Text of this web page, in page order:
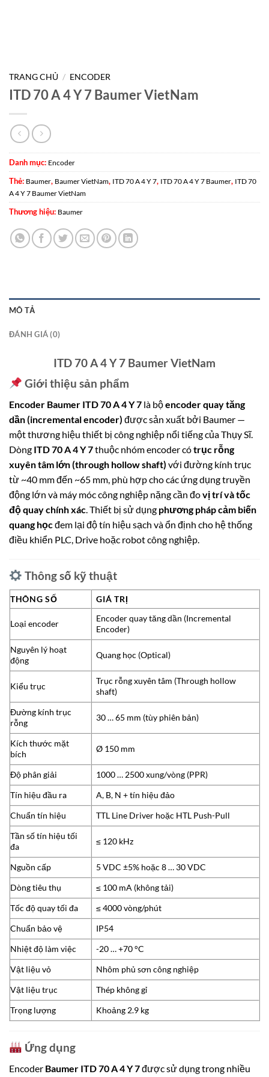
TRANG CHỦ / ENCODER
ITD 70 A 4 Y 7 Baumer VietNam
Danh mục: Encoder
Thẻ: Baumer, Baumer VietNam, ITD 70 A 4 Y 7, ITD 70 A 4 Y 7 Baumer, ITD 70
A 4 Y 7 Baumer VietNam
Thương hiệu: Baumer
MÔ TẢ
ĐÁNH GIÁ (0)
ITD 70 A 4 Y 7 Baumer VietNam
Giới thiệu sản phẩm
Encoder Baumer ITD 70 A 4 Y 7 là bộencoder quay tăng
dần (incremental encoder) được sản xuất bởi Baumer —
một thương hiệu thiết bị công nghiệp nổi tiếng của Thụy Sĩ.
Dòng ITD 70 A 4 Y 7thuộc nhóm encoder cótrục rỗng
xuyên tâm lớn (through hollow shaft) với đường kính trục
từ ~40 mm đến ~65 mm, phù hợp cho các ứng dụng truyền
động lớn và máy móc công nghiệp nặng cần đovị trí và tốc
độ quay chính xác . Thiết bị sử dụng phương pháp cảm biến
quang họcđem lại độ tín hiệu sạch và ổn định cho hệ thống
điều khiển PLC, Drive hoặc robot công nghiệp.
Thông số kỹ thuật
THÔNG SỐ GIÁ TRỊ
Loại encoder
Encoder quay tăng dần (Incremental
Encoder)
Nguyên lý hoạt
động
Quang học (Optical)
Kiểu trục
Trục rỗng xuyên tâm (Through hollow
shaft)
Đường kính trục
rỗng
30 … 65 mm (tùy phiên bản)
Kích thước mặt
bích
Ø 150 mm
Độ phân giải
1000 … 2500 xung/vòng (PPR)
Tín hiệu đầu ra
A, B, N + tín hiệu đảo
Chuẩn tín hiệu
TTL Line Driver hoặc HTL Push-Pull
Tần số tín hiệu tối
đa
≤ 120 kHz
Nguồn cấp
5 VDC ±5% hoặc 8 … 30 VDC
Dòng tiêu thụ
≤ 100 mA (không tải)
Tốc độ quay tối đa
≤ 4000 vòng/phút
Chuẩn bảo vệ
IP54
Nhiệt độ làm việc
-20 … +70 °C
Vật liệu vỏ
Nhôm phủ sơn công nghiệp
Vật liệu trục
Thép không gỉ
Trọng lượng
Khoảng 2.9 kg
Ứng dụng
Encoder Baumer ITD 70 A 4 Y 7được sử dụng trong nhiều